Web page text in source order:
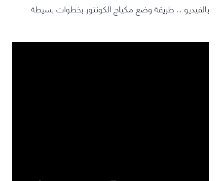
بالفيديو .. طريقة وضع مكياج الكونتور بخطوات بسيطة